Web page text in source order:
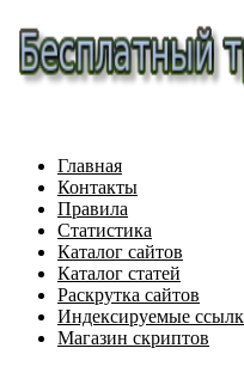
Главная
Контакты
Правила
Статистика
Каталог сайтов
Каталог статей
Раскрутка сайтов
Индексируемые
Магазин скриптов